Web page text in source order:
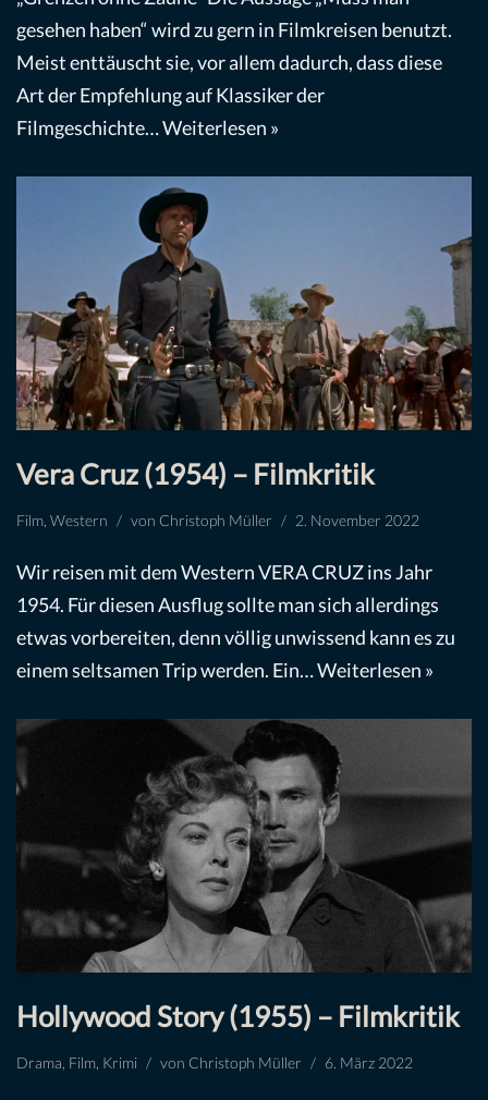
gesehen haben“ wird zu gern in Filmkreisen benutzt.
Meist enttäuscht sie, vor allem dadurch, dass diese
Art der Empfehlung auf Klassiker der
Filmgeschichte…Weiterlesen »
Vera Cruz (1954) – Filmkritik
Film Western von Christoph Müller 2. November 2022
Wir reisen mit dem Western VERA CRUZ ins Jahr
1954. Für diesen Ausflug sollte man sich allerdings
etwas vorbereiten, denn völlig unwissend kann es zu
einem seltsamen Trip werden. Ein…Weiterlesen »
Hollywood Story (1955) – Filmkritik
Drama Film Krimi von Christoph Müller 6. März 2022